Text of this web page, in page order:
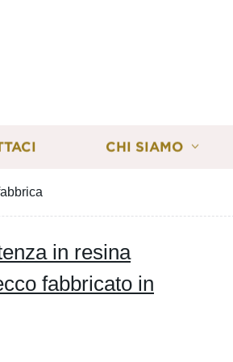
CHI SIAMO
in resina
fabbricato in